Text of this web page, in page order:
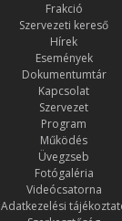
Frakció
Szervezeti kereső
Hírek
Események
Dokumentumtár
Kapcsolat
Szervezet
Program
Működés
Üvegzseb
Fotógaléria
Videócsatorna
Adatkezelési